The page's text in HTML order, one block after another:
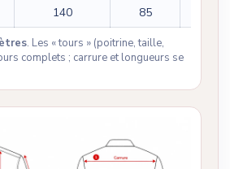
140 85
. Les « tours » (poitrine, taille,
complets ; carrure et longueurs se